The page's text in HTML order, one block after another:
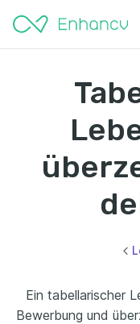
Ein tabellarischer
Bewerbung und